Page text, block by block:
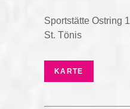
Sportstätte Ostring 1
St. Tönis
KARTE